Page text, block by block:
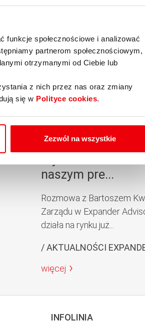
funkcje społecznościowe i analizować
partnerom społecznościowym,
otrzymanymi od Ciebie lub
z nich przez nas oraz zmiany
się w Polityce cookies.
Zezwól na wszystkie
Expander
Wywiad z
naszym pre...
Rozmowa z Bartoszem
Zarządu w Expander
działa na rynku już...
/ AKTUALNOŚCI
więcej
INFOLINIA